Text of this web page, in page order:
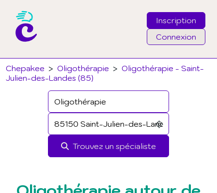
Inscription
Connexion
Chepakee > Oligothérapie > Oligothérapie - Saint-
Julien-des-Landes (85)
Trouvez un spécialiste
Email
Mot de passe
J'ai oublié mon mot de passe
Connexion